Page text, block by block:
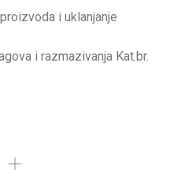
i uklanjanje
i razmazivanja Kat.br.